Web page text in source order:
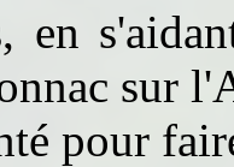
en
sur
pour